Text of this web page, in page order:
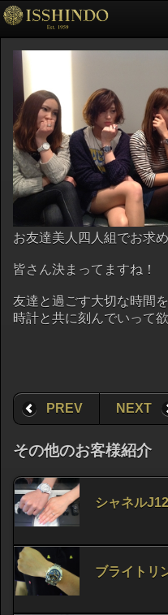
お友達美人四人組でお求
皆さん決まってますね！
友達と過ごす大切な時間を
時計と共に刻んでいって
PREV NEXT
その他のお客様紹介